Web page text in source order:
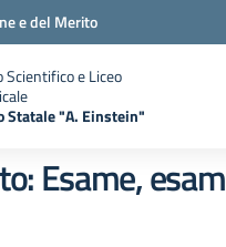
e del Merito
Scientifico e Liceo
Statale "A. Einstein"
Esame,